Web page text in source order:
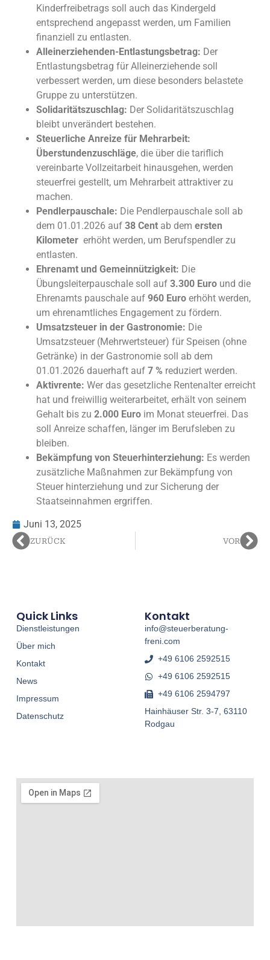
Kinderfreibetrags soll auch das Kindergeld
entsprechend angepasst werden, um Familien
finanziell zu entlasten.
Alleinerziehenden-Entlastungsbetrag: Der
Entlastungsbetrag für Alleinerziehende soll
verbessert werden, um diese besonders belastete
Gruppe zu unterstützen.
Solidaritätszuschlag: Der Solidaritätszuschlag
bleibt unverändert bestehen.
Steuerliche Anreize für Mehrarbeit:
Überstundenzuschläge, die über die tariflich
vereinbarte Vollzeitarbeit hinausgehen, werden
steuerfrei gestellt, um Mehrarbeit attraktiver zu
machen.
Pendlerpauschale: Die Pendlerpauschale soll ab
dem 01.01.2026 auf 38 Cent ab dem ersten
Kilometer erhöht werden, um Berufspendler zu
entlasten.
Ehrenamt und Gemeinnützigkeit: Die
Übungsleiterpauschale soll auf 3.300 Euro und die
Ehrenamts pauschale auf 960 Euro erhöht werden,
um ehrenamtliches Engagement zu fördern.
Umsatzsteuer in der Gastronomie: Die
Umsatzsteuer (Mehrwertsteuer) für Speisen (ohne
Getränke) in der Gastronomie soll ab dem
01.01.2026 dauerhaft auf 7 % reduziert werden.
Aktivrente: Wer das gesetzliche Rentenalter erreicht
hat und freiwillig weiterarbeitet, erhält von seinem
Gehalt bis zu 2.000 Euro im Monat steuerfrei. Das
soll Anreize schaffen, länger im Berufsleben zu
bleiben.
Bekämpfung von Steuerhinterziehung: Es werden
zusätzliche Maßnahmen zur Bekämpfung von
Steuer hinterziehung und zur Sicherung der
Staatseinnahmen ergriffen.
Juni 13, 2025
ZURÜCK VOR
Quick Links
Dienstleistungen
Über mich
Kontakt
News
Impressum
Datenschutz
Kontakt
info@steuerberatung-
freni.com
+49 6106 2592515
+49 6106 2592515
+49 6106 2594797
Hainhäuser Str. 3-7, 63110
Rodgau